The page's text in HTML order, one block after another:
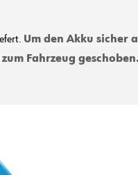
Um den Akku sicher
Fahrzeug